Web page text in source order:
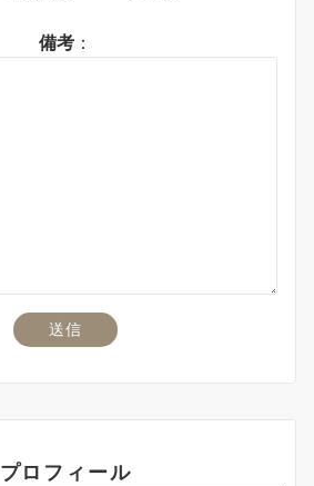
備考 ：
プロフィール